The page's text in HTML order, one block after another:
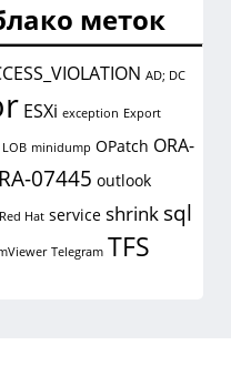
меток
AD; DC
ESXi exception Export
LOB minidump OPatch ORA-
07445 outlook
Red Hat service shrink sql
Telegram TFS